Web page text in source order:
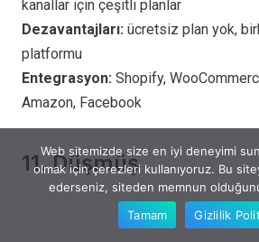
kanallar için çeşitli planlar
Dezavantajları: ücretsiz plan yok,
platformu
Entegrasyon: Shopify,
Amazon, Facebook
11.Düşmüş
Web sitemizde size en iyi deneyimi
olmak için çerezleri kullanıyoruz. Bu
ederseniz, siteden memnun
Tamam
Gizlilik